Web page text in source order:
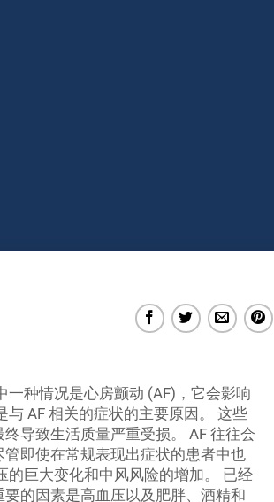
种情况是心房颤动 (AF)，它会影响
AF 相关的症状的主要原因。 这些
导致生活质量严重受损。 AF 往往会
即使在常规表现出症状的患者中也
巨大变化和中风风险的增加。 已经
的因素是高血压以及肥胖、酒精和